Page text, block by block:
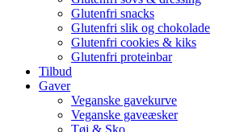
Glutenfri snacks
Glutenfri slik og chokolade
Glutenfri cookies & kiks
Glutenfri proteinbar
Tilbud
Gaver
Veganske gavekurve
Veganske gaveæsker
Tøj & Sko